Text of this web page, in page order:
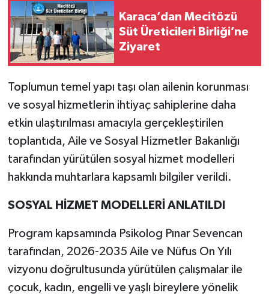
Karaca’dan Mecitözü
Süt Üreticileri Birliği’ne
Ziyaret
Toplumun temel yapı taşı olan ailenin korunması
ve sosyal hizmetlerin ihtiyaç sahiplerine daha
etkin ulaştırılması amacıyla gerçekleştirilen
toplantıda, Aile ve Sosyal Hizmetler Bakanlığı
tarafından yürütülen sosyal hizmet modelleri
hakkında muhtarlara kapsamlı bilgiler verildi.
SOSYAL HİZMET MODELLERİ ANLATILDI
Program kapsamında Psikolog Pınar Sevencan
tarafından, 2026-2035 Aile ve Nüfus On Yılı
vizyonu doğrultusunda yürütülen çalışmalar ile
çocuk, kadın, engelli ve yaşlı bireylere yönelik